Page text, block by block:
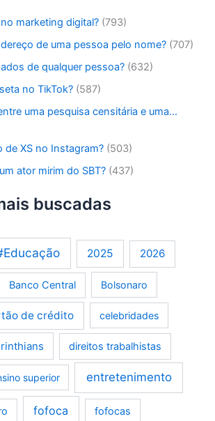
marketing digital? (793)
de uma pessoa pelo nome? (707)
de qualquer pessoa? (632)
no TikTok? (587)
uma pesquisa censitária e uma…
de XS no Instagram? (503)
ator mirim do SBT? (437)
buscadas
2025 2026
Banco Central Bolsonaro
de crédito celebridades
direitos trabalhistas
superior entretenimento
fofoca fofocas